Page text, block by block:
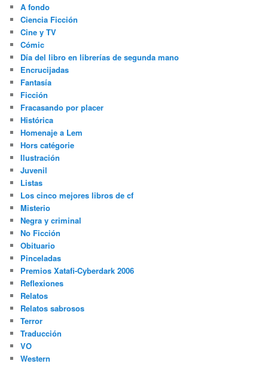
A fondo
Ciencia Ficción
Cine y TV
Cómic
Día del libro en librerías de segunda mano
Encrucijadas
Fantasía
Ficción
Fracasando por placer
Histórica
Homenaje a Lem
Hors catégorie
Ilustración
Juvenil
Listas
Los cinco mejores libros de cf
Misterio
Negra y criminal
No Ficción
Obituario
Pinceladas
Premios Xatafi-Cyberdark 2006
Reflexiones
Relatos
Relatos sabrosos
Terror
Traducción
VO
Western